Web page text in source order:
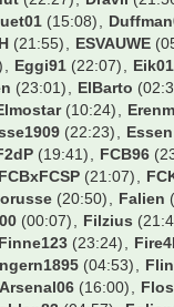
(22:27) Dravil
(15:08)
(21:55) ESVAUWE
Eggi91 (22:07) Eik01
(23:01) ElBarto
(10:24)
(22:23)
(19:41) FCB96
FCBxFCSP (21:07)
(20:50) Falien
(00:07) Filzius
Finne123 (23:24)
(04:53)
(16:00)